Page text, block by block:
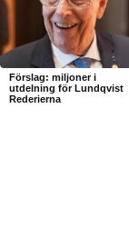
Förslag: miljoner i
utdelning för Lundqvist
Rederierna